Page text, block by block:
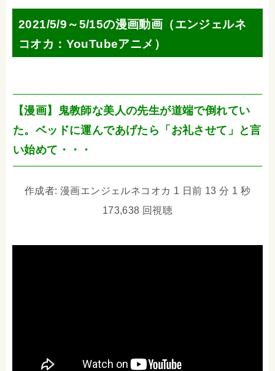
2021/5/9～5/15の漫画動画（エンジェルネ
コオカ：YouTubeアニメ）
【漫画】鬼教師な美人の先生が道端で倒れてい
た。ベッドに運んであげたら「お礼させて」と言
い始めて・・・
作成者: 漫画エンジェルネコオカ 1 日前 13 分 1 秒
173,638 回視聴